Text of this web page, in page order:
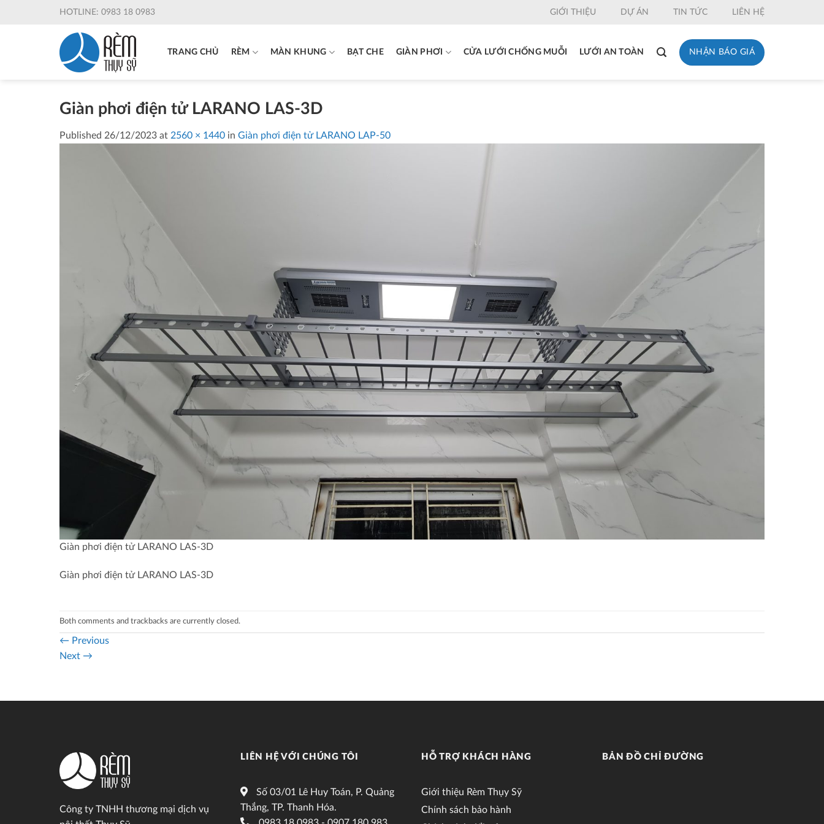
HOTLINE: 0983 18 0983 GIỚI THIỆU DỰ ÁN TIN TỨC LIÊN HỆ
TRANG CHỦ RÈM MÀN KHUNG BẠT CHE GIÀN PHƠI CỬA LƯỚI CHỐNG MUỖI LƯỚI AN TOÀN NHẬN BÁO GIÁ
Giàn phơi điện tử LARANO LAS-3D
Published 26/12/2023 at 2560 × 1440 in Giàn phơi điện tử LARANO LAP-50
Giàn phơi điện tử LARANO LAS-3D
Giàn phơi điện tử LARANO LAS-3D
Both comments and trackbacks are currently closed.
← Previous
Next →
Công ty TNHH thương mại dịch vụ
LIÊN HỆ VỚI CHÚNG TÔI
Số 03/01 Lê Huy Toán, P. Quảng
Thắng, TP. Thanh Hóa.
HỖ TRỢ KHÁCH HÀNG
Giới thiệu Rèm Thụy Sỹ
Chính sách bảo hành
BẢN ĐỒ CHỈ ĐƯỜNG